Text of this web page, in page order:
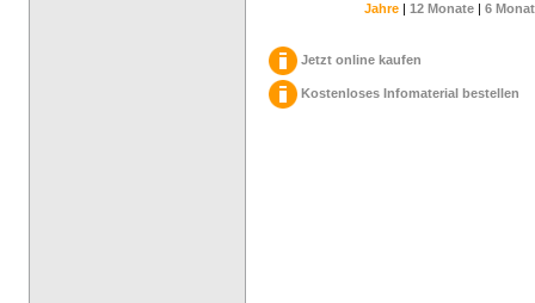
Jahre | 12 Monate | 6
Jetzt online kaufen
Kostenloses Infomaterial bestellen